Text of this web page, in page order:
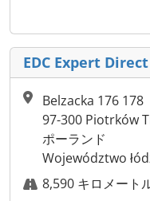
EDC Expert
Belzacka 176 178
97-300 Piotrków
ポーランド
Województwo
8,590 キロメート